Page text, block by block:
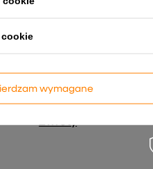
Zwroty
cookie
wymagane